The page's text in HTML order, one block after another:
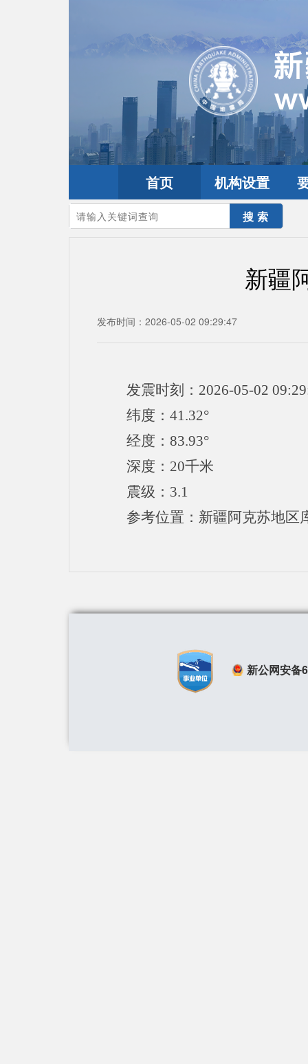
首页 机构设置
您的当前位置：首页>地震频道 新疆震讯
新疆
发布时间：2026-05-02 09:29:47
发震时刻：2026-05-02
纬度：41.32°
经度：83.93°
深度：20千米
震级：3.1
参考位置：新疆阿克苏地区
新公网安备